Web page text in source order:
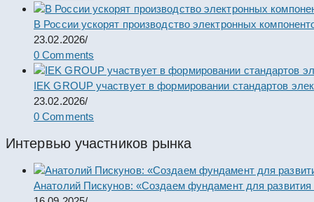
В России ускорят производство электронных
23.02.2026/
0 Comments
IEK GROUP участвует в формировании стандартов
23.02.2026/
0 Comments
Интервью участников рынка
Анатолий Пискунов: «Создаем фундамент для развития